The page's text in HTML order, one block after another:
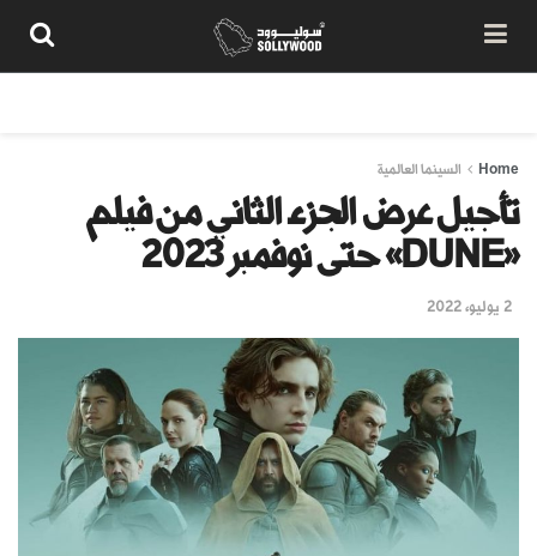
Home السينما العالمية
تأجيل عرض الجزء الثاني من فيلم
«DUNE» حتى نوفمبر 2023
2 يوليو، 2022